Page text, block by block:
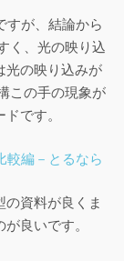
すが、結論から
く、光の映り込
光の映り込みが
この手の現象が
です。
較編－とるなら
の資料が良くま
良いです。